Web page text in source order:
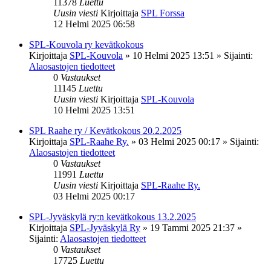
Uusin viesti Kirjoittaja SPL Forssa
12 Helmi 2025 06:58
SPL-Kouvola ry kevätkokous
Kirjoittaja SPL-Kouvola » 10 Helmi 2025 13:51 » Sijainti:
Alaosastojen tiedotteet
0 Vastaukset
11145 Luettu
Uusin viesti Kirjoittaja SPL-Kouvola
10 Helmi 2025 13:51
SPL Raahe ry / Kevätkokous 20.2.2025
Kirjoittaja SPL-Raahe Ry. » 03 Helmi 2025 00:17 » Sijainti:
Alaosastojen tiedotteet
0 Vastaukset
11991 Luettu
Uusin viesti Kirjoittaja SPL-Raahe Ry.
03 Helmi 2025 00:17
SPL-Jyväskylä ry:n kevätkokous 13.2.2025
Kirjoittaja SPL-Jyväskylä Ry » 19 Tammi 2025 21:37 »
Sijainti: Alaosastojen tiedotteet
0 Vastaukset
17725 Luettu